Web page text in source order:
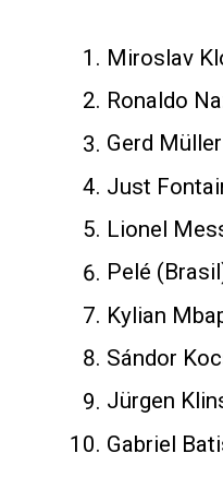
Miroslav
Ronaldo
Gerd
Just
Lionel
Pelé
Kylian
Sándor
Jürgen
Gabriel